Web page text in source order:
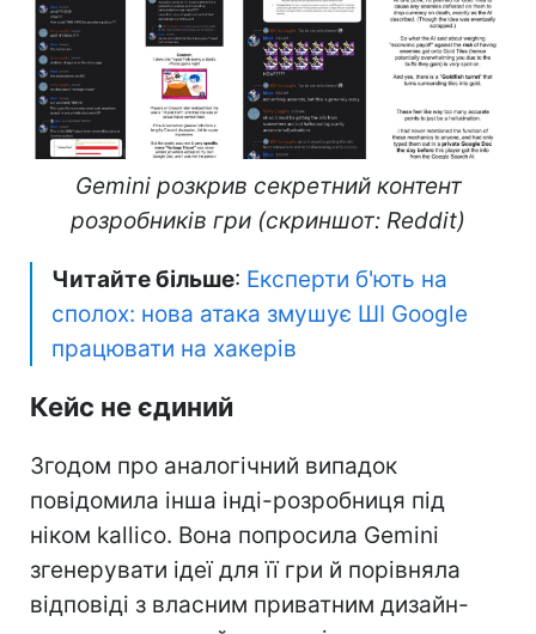
Gemini розкрив секретний контент
розробників гри (скриншот: Reddit)
Читайте більше: Експерти б'ють на
сполох: нова атака змушує ШІ Google
працювати на хакерів
Кейс не єдиний
Згодом про аналогічний випадок
повідомила інша інді-розробниця під
ніком kallico. Вона попросила Gemini
згенерувати ідеї для її гри й порівняла
відповіді з власним приватним дизайн-